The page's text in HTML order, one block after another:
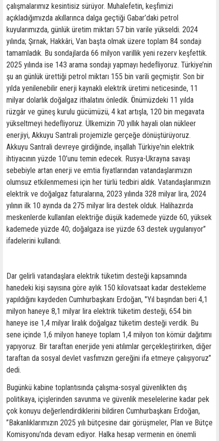
çalışmalarımız kesintisiz sürüyor. Muhalefetin, keşfimizi
açıkladığımızda akıllarınca dalga geçtiği Gabar’daki petrol
kuyularımızda, günlük üretim miktarı 57 bin varile yükseldi. 2024
yılında; Şırnak, Hakkâri, Van başta olmak üzere toplam 84 sondajı
tamamladık. Bu sondajlarda 66 milyon varillik yeni rezerv keşfettik.
2025 yılında ise 143 arama sondajı yapmayı hedefliyoruz. Türkiye’nin
şu an günlük ürettiği petrol miktarı 155 bin varili geçmiştir. Son bir
yılda yenilenebilir enerji kaynaklı elektrik üretimi neticesinde, 11
milyar dolarlık doğalgaz ithalatını önledik. Önümüzdeki 11 yılda
rüzgâr ve güneş kurulu gücümüzü, 4 kat artışla, 120 bin megavata
yükseltmeyi hedefliyoruz. Ülkemizin 70 yıllık hayali olan nükleer
enerjiyi, Akkuyu Santrali projemizle gerçeğe dönüştürüyoruz.
Akkuyu Santrali devreye girdiğinde, inşallah Türkiye'nin elektrik
ihtiyacının yüzde 10’unu temin edecek. Rusya-Ukrayna savaşı
sebebiyle artan enerji ve emtia fiyatlarından vatandaşlarımızın
olumsuz etkilenmemesi için her türlü tedbiri aldık. Vatandaşlarımızın
elektrik ve doğalgaz faturalarına, 2023 yılında 328 milyar lira, 2024
yılının ilk 10 ayında da 275 milyar lira destek olduk. Halihazırda
meskenlerde kullanılan elektriğe düşük kademede yüzde 60, yüksek
kademede yüzde 40; doğalgaza ise yüzde 63 destek uygulanıyor”
ifadelerini kullandı.
Dar gelirli vatandaşlara elektrik tüketim desteği kapsamında
hanedeki kişi sayısına göre aylık 150 kilovatsaat kadar destekleme
yapıldığını kaydeden Cumhurbaşkanı Erdoğan, "Yıl başından beri 4,1
milyon haneye 8,1 milyar lira elektrik tüketim desteği, 654 bin
haneye ise 1,4 milyar liralık doğalgaz tüketim desteği verdik. Bu
sene içinde 1,6 milyon haneye toplam 1,4 milyon ton kömür dağıtımı
yapıyoruz. Bir taraftan enerjide yeni atılımlar gerçekleştirirken, diğer
taraftan da sosyal devlet vasfımızın gereğini ifa etmeye çalışıyoruz”
dedi.
Bugünkü kabine toplantısında çalışma-sosyal güvenlikten dış
politikaya, içişlerinden savunma ve güvenlik meselelerine kadar pek
çok konuyu değerlendirdiklerini bildiren Cumhurbaşkanı Erdoğan,
”Bakanlıklarımızın 2025 yılı bütçesine dair görüşmeler, Plan ve Bütçe
Komisyonu’nda devam ediyor. Halka hesap vermenin en önemli